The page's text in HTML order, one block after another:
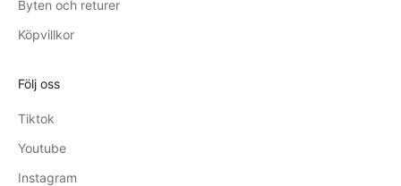
Byten och returer
Köpvillkor
Följ oss
Tiktok
Youtube
Instagram